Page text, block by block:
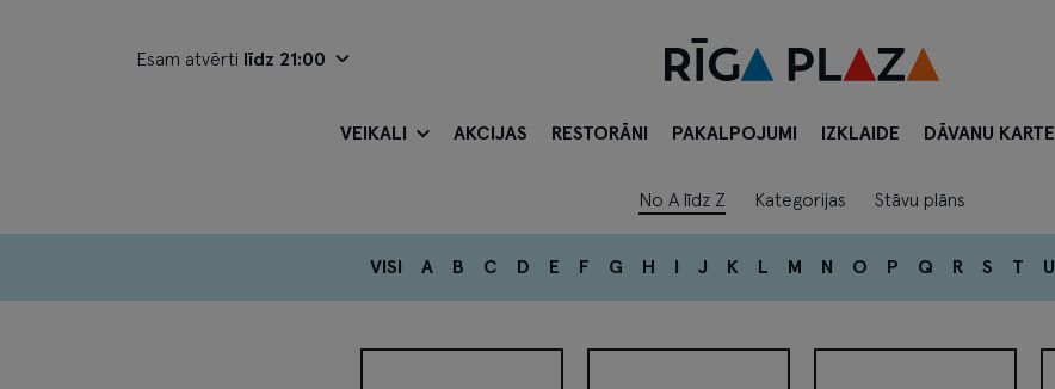
Esam atvērti līdz 21:00
VEIKALI AKCIJAS RESTORĀNI PAKALPOJUMI IZKLAIDE DĀVANU KARTE
No A līdz Z Kategorijas Stāvu plāns
VISI A B C D E F G H J K L M N O P Q R S T U